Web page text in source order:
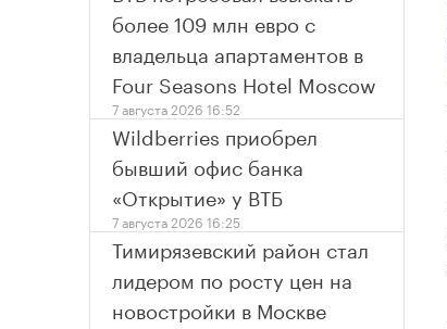
более 109 млн евро с
владельца апартаментов в
Four Seasons Hotel Moscow
7 августа 2026 16:52
Wildberries приобрел
бывший офис банка
«Открытие» у ВТБ
7 августа 2026 16:25
Тимирязевский район стал
лидером по росту цен на
новостройки в Москве